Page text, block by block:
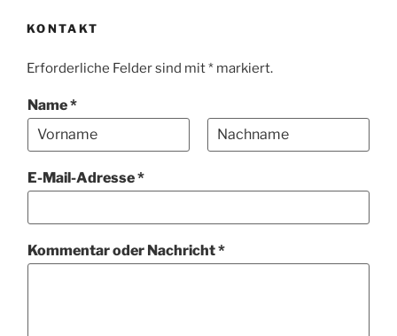
KONTAKT
Erforderliche Felder sind mit * markiert.
Name*
o
r
m
e
a
m
e
W
e
s
t
E-Mail-Adresse*
Kommentar oder Nachricht*